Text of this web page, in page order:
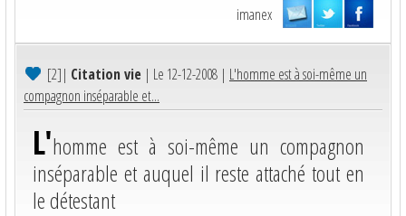
imanex
[2]| Citation vie | Le 12-12-2008 | L'homme est à soi-même un
compagnon inséparable et...
L'homme est à soi-même un compagnon
inséparable et auquel il reste attaché tout en
le détestant